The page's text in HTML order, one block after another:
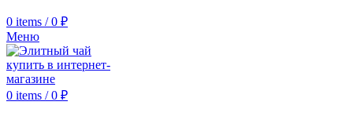
0 items / 0 ₽
Меню
0 items / 0 ₽